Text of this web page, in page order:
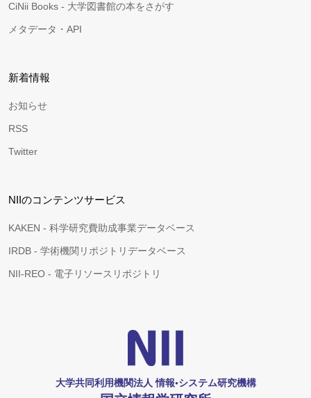
CiNii Books - 大学図書館の本をさがす
メタデータ・API
新着情報
お知らせ
RSS
Twitter
NIIのコンテンツサービス
KAKEN - 科学研究費助成事業データベース
IRDB - 学術機関リポジトリデータベース
NII-REO - 電子リソースリポジトリ
大学共同利用機関法人 情報•システム研究機構